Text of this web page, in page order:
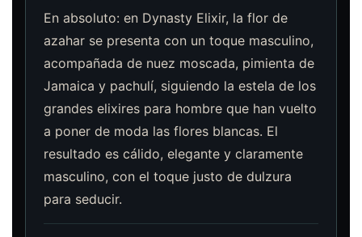
En absoluto: en Dynasty Elixir, la flor de
azahar se presenta con un toque masculino,
acompañada de nuez moscada, pimienta de
Jamaica y pachulí, siguiendo la estela de los
grandes elixires para hombre que han vuelto
a poner de moda las flores blancas. El
resultado es cálido, elegante y claramente
masculino, con el toque justo de dulzura
para seducir.